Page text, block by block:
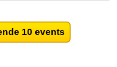
10 events